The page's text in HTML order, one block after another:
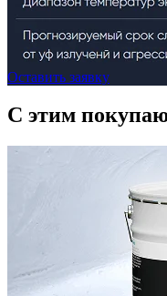
Оставить заявку
C этим